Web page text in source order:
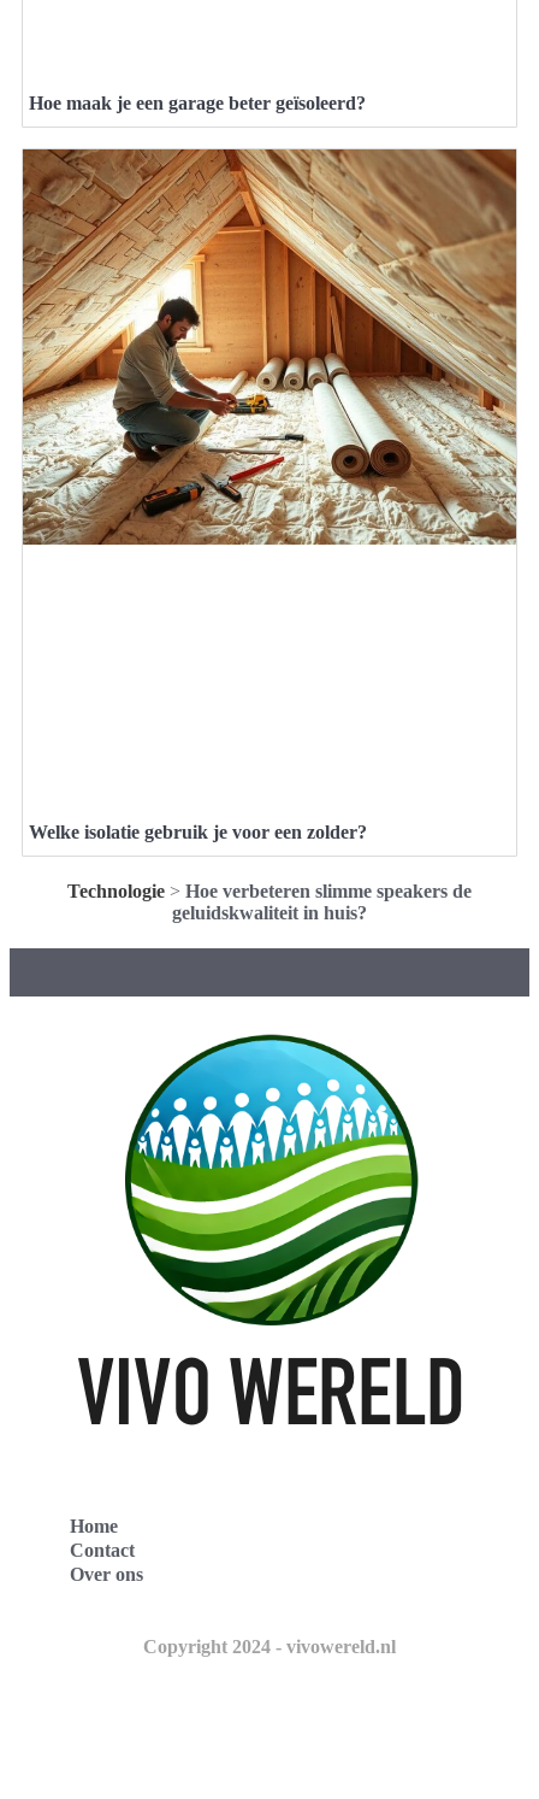
Hoe maak je een garage beter geïsoleerd?
Welke isolatie gebruik je voor een zolder?
Technologie > Hoe verbeteren slimme speakers de
geluidskwaliteit in huis?
Home
Contact
Over ons
Copyright 2024 - vivowereld.nl